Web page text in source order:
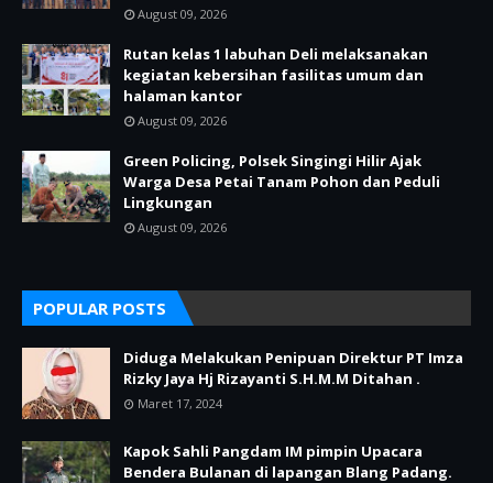
August 09, 2026
Rutan kelas 1 labuhan Deli melaksanakan
kegiatan kebersihan fasilitas umum dan
halaman kantor
August 09, 2026
Green Policing, Polsek Singingi Hilir Ajak
Warga Desa Petai Tanam Pohon dan Peduli
Lingkungan
August 09, 2026
POPULAR POSTS
Diduga Melakukan Penipuan Direktur PT Imza
Rizky Jaya Hj Rizayanti S.H.M.M Ditahan .
Maret 17, 2024
Kapok Sahli Pangdam IM pimpin Upacara
Bendera Bulanan di lapangan Blang Padang.